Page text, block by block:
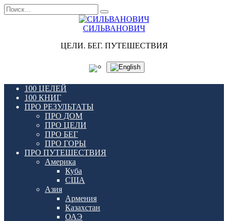
Перейти
к
Search
for:
СИЛЬВАНОВИЧ
ЦЕЛИ. БЕГ. ПУТЕШЕСТВИЯ
100 ЦЕЛЕЙ
100 КНИГ
ПРО РЕЗУЛЬТАТЫ
ПРО ДОМ
ПРО ЦЕЛИ
ПРО БЕГ
ПРО ГОРЫ
ПРО ПУТЕШЕСТВИЯ
Америка
Куба
США
Азия
Армения
Казахстан
ОАЭ